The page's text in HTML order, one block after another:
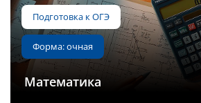
Математика